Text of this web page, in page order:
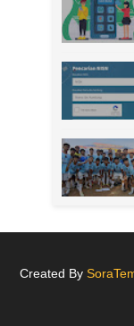
Created By